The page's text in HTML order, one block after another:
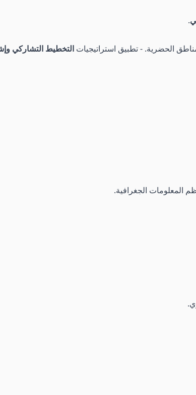
.
الحضرية. - تطبيق استراتيجيات التخطيط التشاركي
المعلومات الجغرافية.